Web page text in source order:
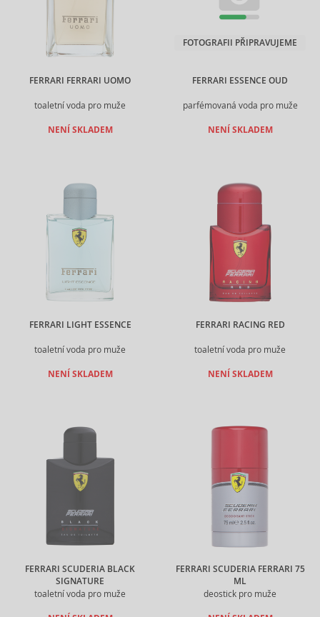
FERRARI FERRARI UOMO
toaletní voda pro muže
NENÍ SKLADEM
FERRARI ESSENCE OUD
parfémovaná voda pro muže
FOTOGRAFII PŘIPRAVUJEME
NENÍ SKLADEM
FERRARI LIGHT ESSENCE
toaletní voda pro muže
NENÍ SKLADEM
FERRARI RACING RED
toaletní voda pro muže
NENÍ SKLADEM
FERRARI SCUDERIA BLACK
SIGNATURE
toaletní voda pro muže
FERRARI SCUDERIA FERRARI 75
ML
deostick pro muže